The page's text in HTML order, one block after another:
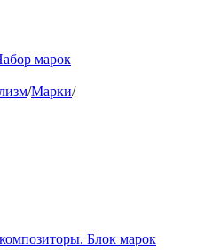
марок
/Марки/
Блок марок